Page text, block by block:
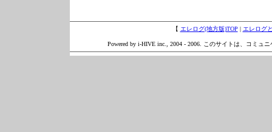
【 エレログ(地方版)TOP | エレログ
Powered by i-HIVE inc., 2004 - 2006. このサイトは、コミュ